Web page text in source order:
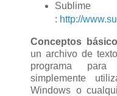
: http://
Conceptos
un archivo de
programa
simplemente
Windows o